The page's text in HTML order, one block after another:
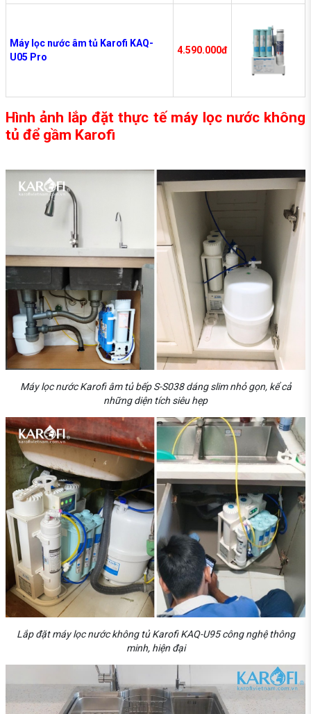
Máy lọc nước âm tủ Karofi KAQ-
U05 Pro
4.590.000đ
Hình ảnh lắp đặt thực tế máy lọc nước không
tủ để gầm Karofi
Máy lọc nước Karofi âm tủ bếp S-S038 dáng slim nhỏ gọn, kể cả
những diện tích siêu hẹp
Lắp đặt máy lọc nước không tủ Karofi KAQ-U95 công nghệ thông
minh, hiện đại